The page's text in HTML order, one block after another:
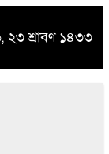
২৩ শ্রাবণ ১৪৩৩